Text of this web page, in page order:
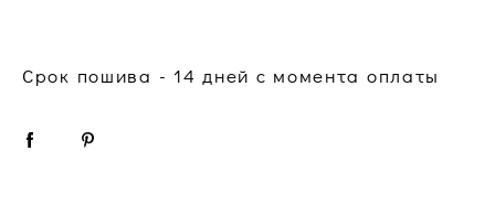
Срок пошива - 14 дней с момента оплаты